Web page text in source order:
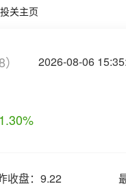
投关主页
2026-08-06
收盘： 9.22